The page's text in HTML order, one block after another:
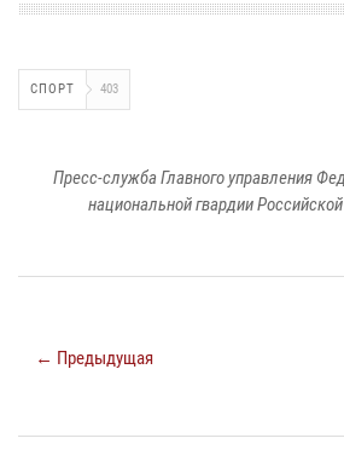
СПОРТ 403
Пресс-служба Главного управления
национальной гвардии
← Предыдущая